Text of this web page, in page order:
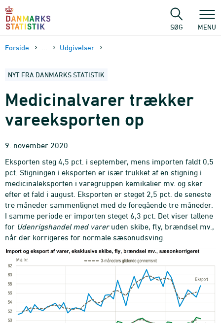
sidens
SØG MENU
Forside Udgivelser
NYT FRA DANMARKS STATISTIK
Medicinalvarer trækker
vareeksporten op
9. november 2020
Eksporten steg 4,5 pct. i september, mens importen faldt 0,5
pct. Stigningen i eksporten er især trukket af en stigning i
medicinaleksporten i varegruppen kemikalier mv. og sker
efter et fald i august. Eksporten er steget 2,5 pct. de seneste
tre måneder sammenlignet med de foregående tre måneder.
I samme periode er importen steget 6,3 pct. Det viser tallene
for Udenrigshandel med vareruden skibe, fly, brændsel mv.,
når der korrigeres for normale sæsonudsving.